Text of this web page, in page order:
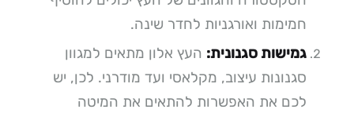
חמימות ואורגניות לחדר שינה.
גמישות סגנונית: העץ אלון מתאים למגוון
סגנונות עיצוב, מקלאסי ועד מודרני. לכן, יש
לכם את האפשרות להתאים את המיטה